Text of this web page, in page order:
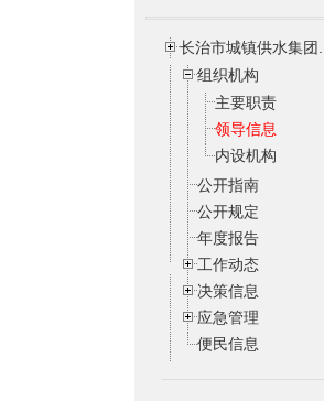
长治市城镇供水集团...
组织机构
主要职责
领导信息
内设机构
公开指南
公开规定
年度报告
工作动态
决策信息
应急管理
便民信息